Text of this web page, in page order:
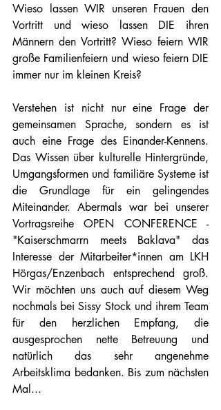
Wieso lassen WIR unseren Frauen den
Vortritt und wieso lassen DIE ihren
Männern den Vortritt? Wieso feiern WIR
große Familienfeiern und wieso feiern DIE
immer nur im kleinen Kreis?
Verstehen ist nicht nur eine Frage der
gemeinsamen Sprache, sondern es ist
auch eine Frage des Einander-Kennens.
Das Wissen über kulturelle Hintergründe,
Umgangsformen und familiäre Systeme ist
die Grundlage für ein gelingendes
Miteinander. Abermals war bei unserer
Vortragsreihe OPEN CONFERENCE -
"Kaiserschmarrn meets Baklava" das
Interesse der Mitarbeiter*innen am LKH
Hörgas/Enzenbach entsprechend groß.
Wir möchten uns auch auf diesem Weg
nochmals bei Sissy Stock und ihrem Team
für den herzlichen Empfang, die
ausgesprochen nette Betreuung und
natürlich das sehr angenehme
Arbeitsklima bedanken. Bis zum nächsten
Mal...